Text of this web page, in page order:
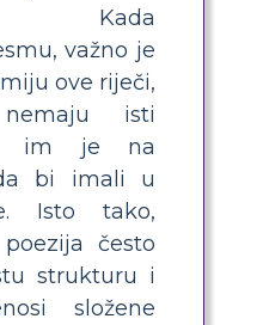
Kada
važno je
ove riječi,
isti
im je na
bi imali u
Isto tako,
često
strukturu i
složene